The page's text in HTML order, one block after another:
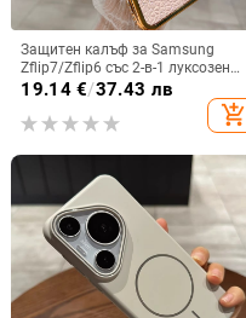
Защитен калъф за Samsung
Zflip7/Zflip6 със 2-в-1 луксозен
дизайн, изкуствена кожа и
19.14€/37.43 лв
add_shopping_cart